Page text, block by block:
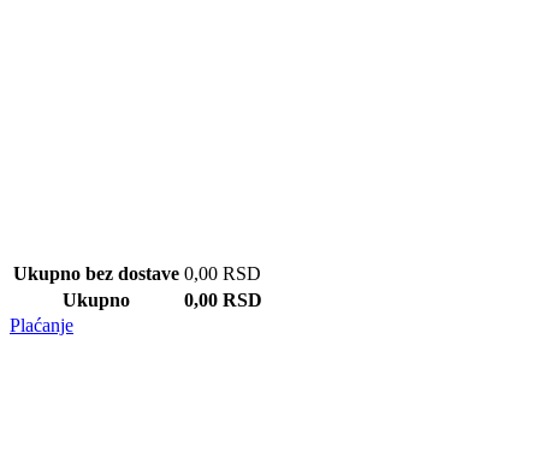
Ukupno bez dostave 0,00 RSD
Ukupno
0,00 RSD
Plaćanje